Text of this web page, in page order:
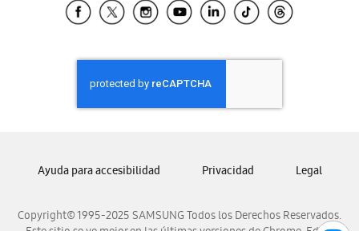
Samsung El Salvador
Samsung Honduras
Samsung Nicaragua
Samsung Panamá
Samsung Venezuela
Copyright© 1995-2025 SAMSUNG Todos los Derechos Reservados.
Ayuda para accesibilidad Privacidad Legal